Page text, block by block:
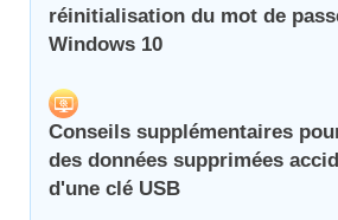
réinitialisation du mot de
Windows 10
Conseils supplémentaires
des données supprimées
d'une clé USB